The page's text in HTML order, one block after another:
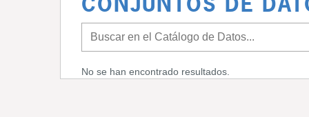
CONJUNTOS DE
No se han encontrado resultados.